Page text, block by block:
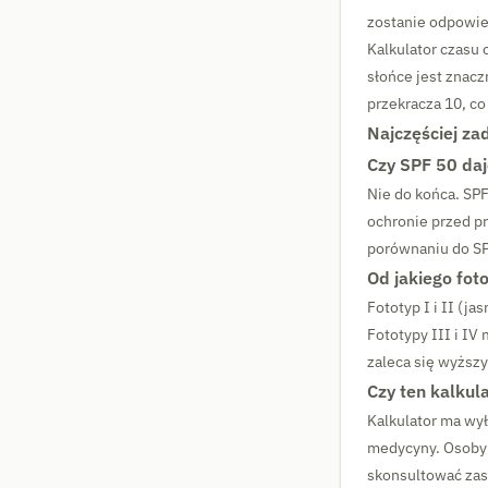
zostanie
Kalkulator czasu
słońce jest
przekracza 10,
Najczęściej
Czy SPF 50
Nie do końca.
ochronie przed
porównaniu do
Od jakiego
Fototyp I i II
Fototypy III i IV
zaleca się
Czy ten
Kalkulator ma
medycyny.
skonsultować